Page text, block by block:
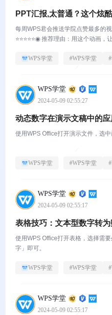
PPT汇报,太普通？这个炫
每周WPS君会推送学院点赞最多的
⭐️⭐️⭐️⭐️⭐️◉ 推荐理由：用这个动画
WPS学堂 #WPS学堂 #
WPS学堂
2024-05-09 02:55:27
动态数字在演示文稿中的应
使用WPS Office打开演示文件，选中
WPS学堂 #WPS学堂 #
WPS学堂
2024-05-09 02:55:17
表格技巧：文本型数字转
使用WPS Office打开表格，选择需
字」即可。
WPS学堂 #WPS学堂 #
WPS学堂
2024-05-09 02:55:17